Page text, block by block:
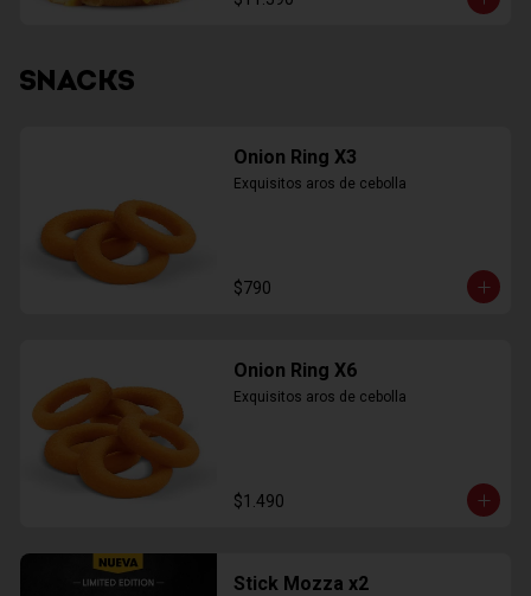
SNACKS
Onion Ring X3
Exquisitos aros de cebolla
$790
Onion Ring X6
Exquisitos aros de cebolla
$1.490
Stick Mozza x2